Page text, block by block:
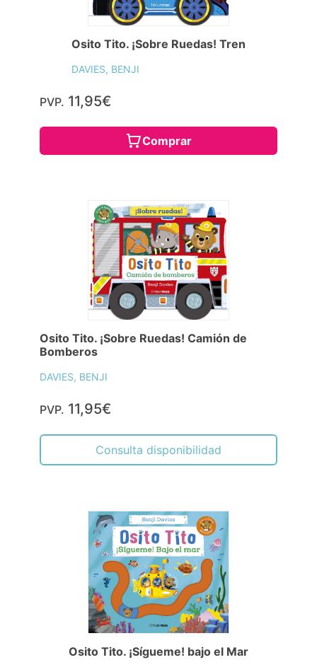
Osito Tito. ¡Sobre Ruedas! Tren
DAVIES, BENJI
PVP. 11,95€
Comprar
Osito Tito. ¡Sobre Ruedas! Camión de
Bomberos
DAVIES, BENJI
PVP. 11,95€
Consulta disponibilidad
Osito Tito. ¡Sígueme! bajo el Mar